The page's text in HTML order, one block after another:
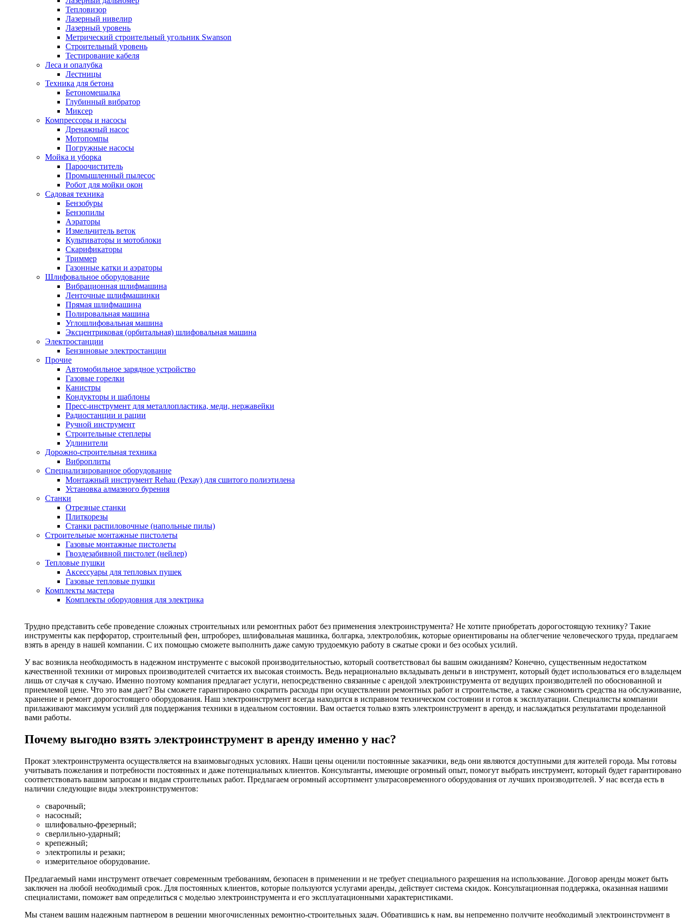
Тепловизор
Лазерный нивелир
Лазерный уровень
Метрический строительный угольник Swanson
Строительный уровень
Тестирование кабеля
Леса и опалубка
Лестницы
Техника для бетона
Бетономешалка
Глубинный вибратор
Миксер
Компрессоры и насосы
Дренажный насос
Мотопомпы
Погружные насосы
Мойка и уборка
Пароочиститель
Промышленный пылесос
Робот для мойки окон
Садовая техника
Бензобуры
Бензопилы
Аэраторы
Измельчитель веток
Культиваторы и мотоблоки
Скарификаторы
Триммер
Газонные катки и аэраторы
Шлифовальное оборудование
Вибрационная шлифмашина
Ленточные шлифмашинки
Прямая шлифмашина
Полировальная машина
Углошлифовальная машина
Эксцентриковая (орбитальная) шлифовальная машина
Электростанции
Бензиновые электростанции
Прочие
Автомобильное зарядное устройство
Газовые горелки
Канистры
Кондукторы и шаблоны
Пресс-инструмент для металлопластика, меди, нержавейки
Радиостанции и рации
Ручной инструмент
Строительные степлеры
Удлинители
Дорожно-строительная техника
Виброплиты
Специализированное оборудование
Монтажный инструмент Rehau (Рехау) для сшитого полиэтилена
Установка алмазного бурения
Станки
Отрезные станки
Плиткорезы
Станки распиловочные (напольные пилы)
Строительные монтажные пистолеты
Газовые монтажные пистолеты
Гвоздезабивной пистолет (нейлер)
Тепловые пушки
Аксессуары для тепловых пушек
Газовые тепловые пушки
Комплекты мастера
Комплекты оборудовния для электрика
Трудно представить себе проведение сложных строительных или ремонтных работ без применения электроинструмента? Не хотите приобретать дорогостоящую технику? Такие
инструменты как перфоратор, строительный фен, штроборез, шлифовальная машинка, болгарка, электролобзик, которые ориентированы на облегчение человеческого труда, предлагаем
взять в аренду в нашей компании. С их помощью сможете выполнить даже самую трудоемкую работу в сжатые сроки и без особых усилий.
У вас возникла необходимость в надежном инструменте с высокой производительностью, который соответствовал бы вашим ожиданиям? Конечно, существенным недостатком
качественной техники от мировых производителей считается их высокая стоимость. Ведь нерационально вкладывать деньги в инструмент, который будет использоваться его владельцем
лишь от случая к случаю. Именно поэтому компания предлагает услуги, непосредственно связанные с арендой электроинструмента от ведущих производителей по обоснованной и
приемлемой цене. Что это вам дает? Вы сможете гарантировано сократить расходы при осуществлении ремонтных работ и строительстве, а также сэкономить средства на обслуживание,
хранение и ремонт дорогостоящего оборудования. Наш электроинструмент всегда находится в исправном техническом состоянии и готов к эксплуатации. Специалисты компании
прилаживают максимум усилий для поддержания техники в идеальном состоянии. Вам остается только взять электроинструмент в аренду, и наслаждаться результатами проделанной
вами работы.
Почему выгодно взять электроинструмент в аренду именно у нас?
Прокат электроинструмента осуществляется на взаимовыгодных условиях. Наши цены оценили постоянные заказчики, ведь они являются доступными для жителей города. Мы готовы
учитывать пожелания и потребности постоянных и даже потенциальных клиентов. Консультанты, имеющие огромный опыт, помогут выбрать инструмент, который будет гарантировано
соответствовать вашим запросам и видам строительных работ. Предлагаем огромный ассортимент ультрасовременного оборудования от лучших производителей. У нас всегда есть в
наличии следующие виды электроинструментов:
сварочный;
насосный;
шлифовально-фрезерный;
сверлильно-ударный;
крепежный;
электропилы и резаки;
измерительное оборудование.
Предлагаемый нами инструмент отвечает современным требованиям, безопасен в применении и не требует специального разрешения на использование. Договор аренды может быть
заключен на любой необходимый срок. Для постоянных клиентов, которые пользуются услугами аренды, действует система скидок. Консультационная поддержка, оказанная нашими
специалистами, поможет вам определиться с моделью электроинструмента и его эксплуатационными характеристиками.
Мы станем вашим надежным партнером в решении многочисленных ремонтно-строительных задач. Обратившись к нам, вы непременно получите необходимый электроинструмент в